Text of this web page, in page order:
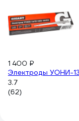
1 400 ₽
Электроды УОНИ-
3.7
(62)